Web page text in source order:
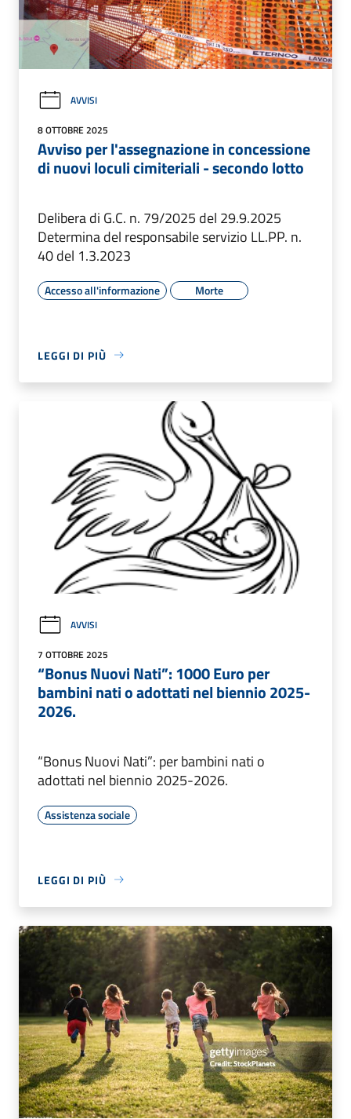
AVVISI
8 OTTOBRE 2025
Avviso per l'assegnazione in concessione
di nuovi loculi cimiteriali - secondo lotto
Delibera di G.C. n. 79/2025 del 29.9.2025
Determina del responsabile servizio LL.PP. n.
40 del 1.3.2023
Accesso all'informazione Morte
LEGGI DI PIÙ
AVVISI
7 OTTOBRE 2025
“Bonus Nuovi Nati”: 1000 Euro per
bambini nati o adottati nel biennio 2025-
2026.
“Bonus Nuovi Nati”: per bambini nati o
adottati nel biennio 2025-2026.
Assistenza sociale
LEGGI DI PIÙ